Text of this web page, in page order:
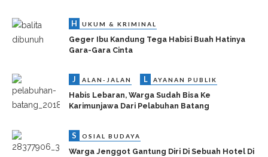
H UKUM & KRIMINAL
Geger Ibu Kandung Tega Habisi Buah Hatinya
Gara-Gara Cinta
J ALAN-JALAN L AYANAN PUBLIK
Habis Lebaran, Warga Sudah Bisa Ke
Karimunjawa Dari Pelabuhan Batang
S OSIAL BUDAYA
Warga Jenggot Gantung Diri Di Sebuah Hotel Di